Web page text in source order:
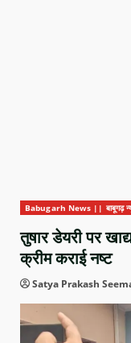
Babugarh News || बाबूगढ़
तुषार डेयरी पर
क्रीम कराई नष्ट
Satya Prakash